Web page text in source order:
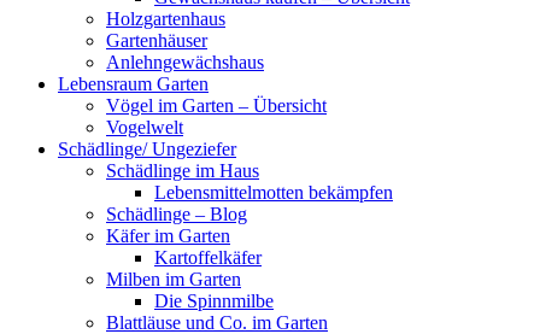
Holzgartenhaus
Gartenhäuser
Anlehngewächshaus
Lebensraum Garten
Vögel im Garten – Übersicht
Vogelwelt
Schädlinge/ Ungeziefer
Schädlinge im Haus
Lebensmittelmotten bekämpfen
Schädlinge – Blog
Käfer im Garten
Kartoffelkäfer
Milben im Garten
Die Spinnmilbe
Blattläuse und Co. im Garten